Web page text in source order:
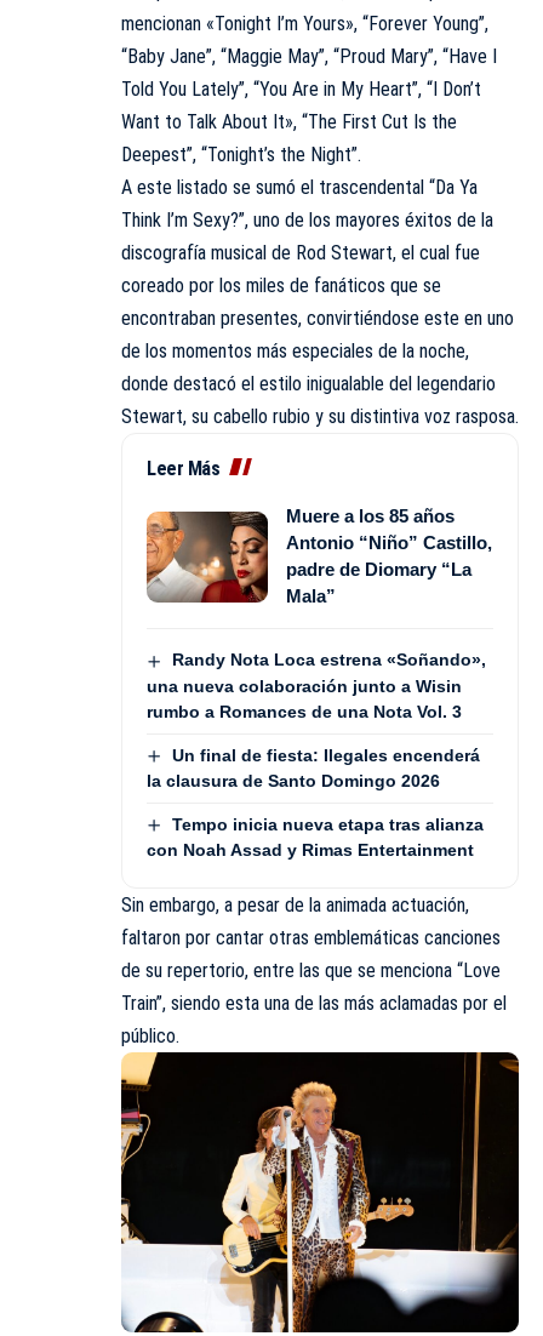
mencionan «Tonight I’m Yours», “Forever Young”,
“Baby Jane”, “Maggie May”, “Proud Mary”, “Have I
Told You Lately”, “You Are in My Heart”, “I Don’t
Want to Talk About It», “The First Cut Is the
Deepest”, “Tonight’s the Night”.
A este listado se sumó el trascendental “Da Ya
Think I’m Sexy?”, uno de los mayores éxitos de la
discografía musical de Rod Stewart, el cual fue
coreado por los miles de fanáticos que se
encontraban presentes, convirtiéndose este en uno
de los momentos más especiales de la noche,
donde destacó el estilo inigualable del legendario
Stewart, su cabello rubio y su distintiva voz rasposa.
Leer Más
Muere a los 85 años
Antonio “Niño” Castillo,
padre de Diomary “La
Mala”
Randy Nota Loca estrena «Soñando»,
una nueva colaboración junto a Wisin
rumbo a Romances de una Nota Vol. 3
Un final de fiesta: Ilegales encenderá
la clausura de Santo Domingo 2026
Tempo inicia nueva etapa tras alianza
con Noah Assad y Rimas Entertainment
Sin embargo, a pesar de la animada actuación,
faltaron por cantar otras emblemáticas canciones
de su repertorio, entre las que se menciona “Love
Train”, siendo esta una de las más aclamadas por el
público.